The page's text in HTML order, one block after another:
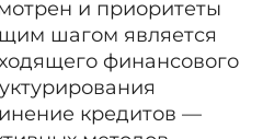
и приоритеты
шагом является
финансового
кредитов —